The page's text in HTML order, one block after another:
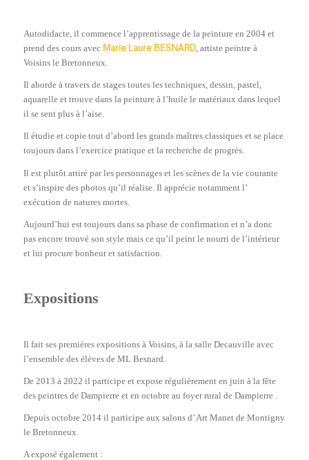
Autodidacte, il commence l’apprentissage de la peinture en 2004 et
prend des cours avec Marie Laure BESNARD, artiste peintre à
Voisins le Bretonneux.
Il aborde à travers de stages toutes les techniques, dessin, pastel,
aquarelle et trouve dans la peinture à l’huile le matériaux dans lequel
il se sent plus à l’aise.
Il étudie et copie tout d’abord les grands maîtres classiques et se place
toujours dans l’exercice pratique et la recherche de progrès.
Il est plutôt attiré par les personnages et les scènes de la vie courante
et s’inspire des photos qu’il réalise. Il apprécie notamment l’
exécution de natures mortes.
Aujourd’hui est toujours dans sa phase de confirmation et n’a donc
pas encore trouvé son style mais ce qu’il peint le nourri de l’intérieur
et lui procure bonheur et satisfaction.
Expositions
Il fait ses premières expositions à Voisins, à la salle Decauville avec
l’ensemble des élèves de ML Besnard.
De 2013 à 2022 il participe et expose régulièrement en juin à la fête
des peintres de Dampierre et en octobre au foyer rural de Dampierre .
Depuis octobre 2014 il participe aux salons d’ Art Manet de Montigny
le Bretonneux.
A exposé également :